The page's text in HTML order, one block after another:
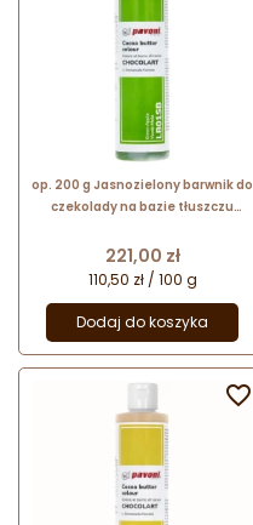
op. 200 g Jasnozielony barwnik do
czekolady na bazie tłuszczu
Pavoni Italia
Cena
221,00 zł
110,50 zł / 100 g
Dodaj do koszyka
